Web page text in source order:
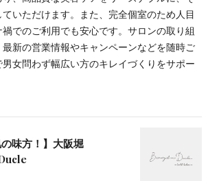
いただけます。また、完全個室のため人目
でのご利用でも安心です。サロンの取り組
新の営業情報やキャンペーンなどを随時ご
女問わず幅広い方のキレイづくりをサポー
の味方！】大阪堀